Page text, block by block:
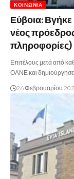
ΚΟΙΝΩΝΊΑ
Εύβοια: Βγήκε
νέος
πληροφορίες)
Επιτέλους μετά από
ΟΛΝΕ και
26 Φεβρουαρίου